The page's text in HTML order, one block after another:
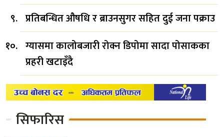
प्रतिबन्धित औषधि र ब्राउनसुगर सहित दुई जना पक्राउ
ग्यासमा कालोबजारी रोक्न डिपोमा सादा पोसाकका
प्रहरी खटाइँदै
सिफारिस